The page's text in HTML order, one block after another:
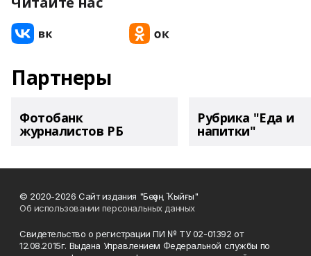
Партнеры
Фотобанк
журналистов РБ
Рубрика "Еда и
напитки"
© 2020-2026 Сайт издания "Беҙҙең Ҡыйғы"
Об использовании персональных данных
Свидетельство о регистрации ПИ № ТУ 02-01392 от
12.08.2015г. Выдана Управлением Федеральной службы по